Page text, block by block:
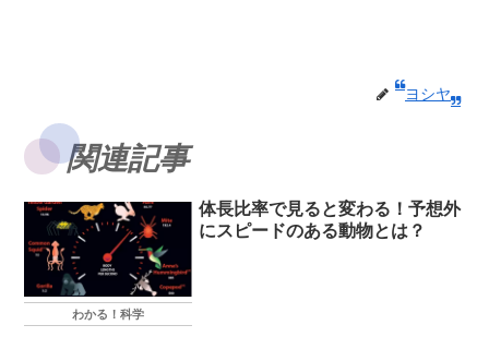
ヨシヤ
関連記事
わかる！科学
体長比率で見ると変わる！予想外
にスピードのある動物とは？